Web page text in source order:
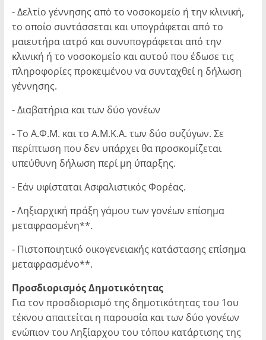
- Δελτίο γέννησης από το νοσοκομείο ή την κλινική,
το οποίο συντάσσεται και υπογράφεται από το
μαιευτήρα ιατρό και συνυπογράφεται από την
κλινική ή το νοσοκομείο και αυτού που έδωσε τις
πληροφορίες προκειμένου να συνταχθεί η δήλωση
γέννησης.
- Διαβατήρια και των δύο γονέων
- Το Α.Φ.Μ. και το Α.Μ.Κ.Α. των δύο συζύγων. Σε
περίπτωση που δεν υπάρχει θα προσκομίζεται
υπεύθυνη δήλωση περί μη ύπαρξης.
- Εάν υφίσταται Ασφαλιστικός Φορέας.
- Ληξιαρχική πράξη γάμου των γονέων επίσημα
μεταφρασμένη**.
- Πιστοποιητικό οικογενειακής κατάστασης επίσημα
μεταφρασμένο**.
Προσδιορισμός Δημοτικότητας
Για τον προσδιορισμό της δημοτικότητας του 1ου
τέκνου απαιτείται η παρουσία και των δύο γονέων
ενώπιον του Ληξίαρχου του τόπου κατάρτισης της